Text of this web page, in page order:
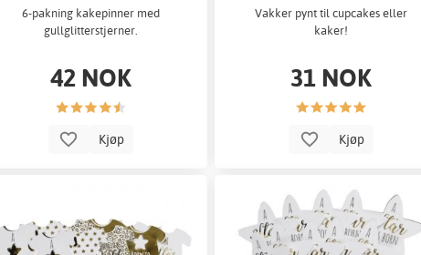
6-pakning kakepinner med
gullglitterstjerner.
42 NOK
Kjøp
Vakker pynt til cupcakes eller
kaker!
31 NOK
Kjøp